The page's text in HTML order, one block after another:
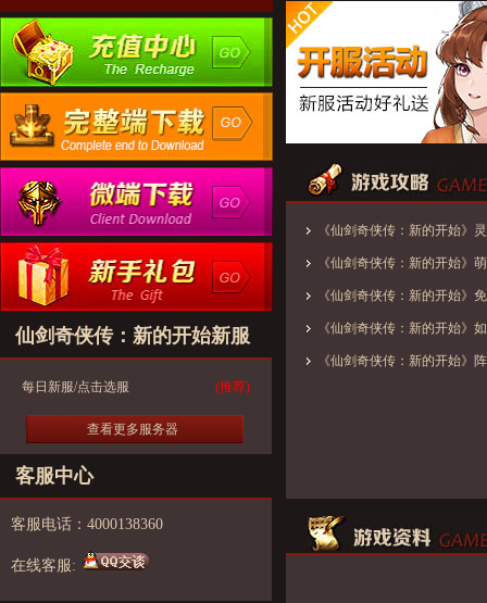
仙剑奇侠传：新的开始新服
每日新服/点击选服 (推荐)
查看更多服务器
客服中心
客服电话：4000138360
在线客服:
《仙剑奇侠传：新的开始》
优使用方案
《仙剑奇侠传：新的开始》
《仙剑奇侠传：新的开始》
——剑仙·李逍遥小妙招
《仙剑奇侠传：新的开始》
剑之旅
《仙剑奇侠传：新的开始》